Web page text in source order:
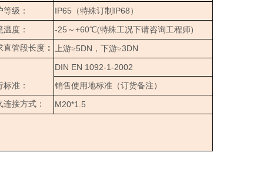
等级： IP65 （特殊订制 IP68 ）
温度： -25 ～ +60℃(特殊工况下请咨询工程师)
直管段长度 ： 上游≥5DN ，下游≥3DN
标准：
DIN EN 1092-1-2002
销售使用地标准（订货备注）
连接方式： M20*1.5